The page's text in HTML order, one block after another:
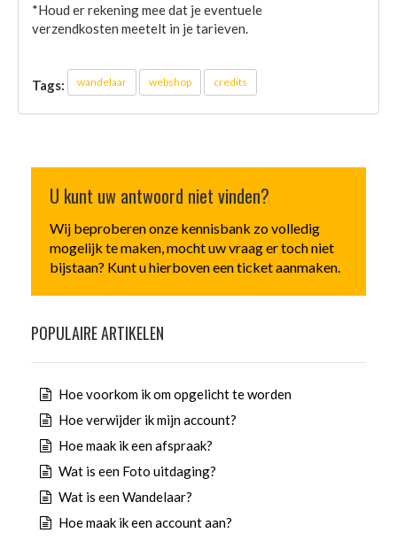
*Houd er rekening mee dat je eventuele
verzendkosten meetelt in je tarieven.
Tags: wandelaar webshop credits
U kunt uw antwoord niet vinden?
Wij beproberen onze kennisbank zo volledig
mogelijk te maken, mocht uw vraag er toch niet
bijstaan? Kunt u hierboven een ticket aanmaken.
POPULAIRE ARTIKELEN
Hoe voorkom ik om opgelicht te worden
Hoe verwijder ik mijn account?
Hoe maak ik een afspraak?
Wat is een Foto uitdaging?
Wat is een Wandelaar?
Hoe maak ik een account aan?